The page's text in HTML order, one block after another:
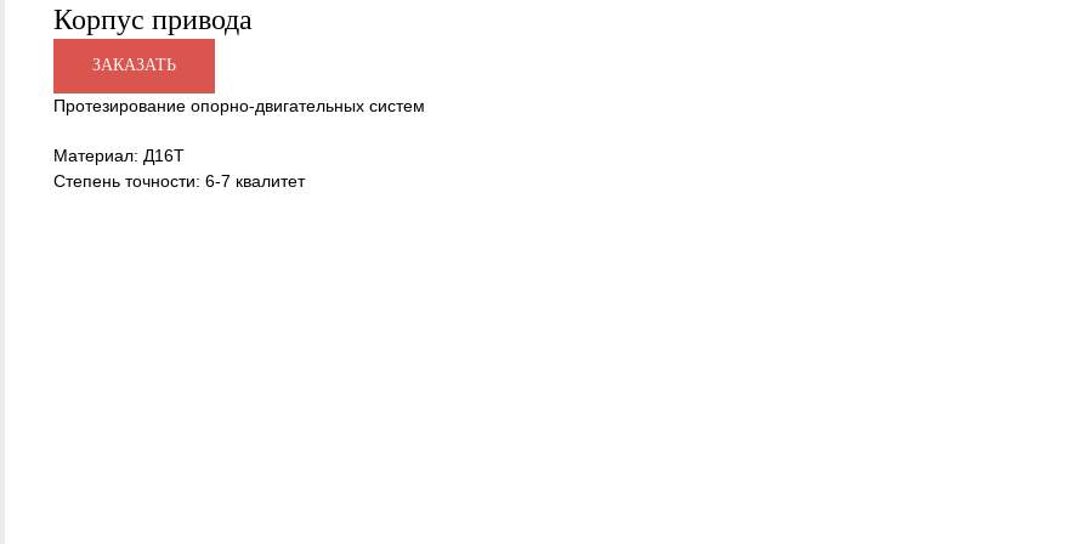
Корпус привода
ЗАКАЗАТЬ
Протезирование опорно-двигательных систем
Материал: Д16Т
Степень точности: 6-7 квалитет